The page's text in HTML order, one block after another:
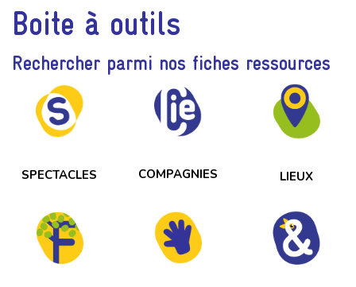
Boite à outils
Rechercher parmi nos fiches ressources
SPECTACLES COMPAGNIES LIEUX